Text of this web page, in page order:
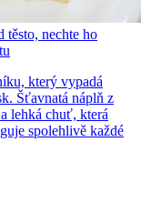
těsto, nechte ho
který vypadá
Šťavnatá náplň z
lehká chuť, která
spolehlivě každé